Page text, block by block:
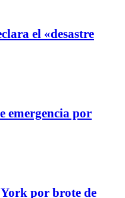
el «desastre
emergencia por
por brote de